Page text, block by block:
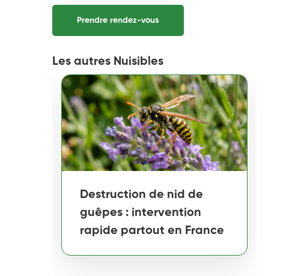
Prendre rendez-vous
Les autres Nuisibles
Destruction de nid de
guêpes : intervention
rapide partout en France